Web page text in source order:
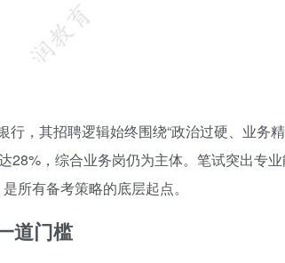
，其招聘逻辑始终围绕“政治过硬、业务精
28%，综合业务岗仍为主体。笔试突出专
所有备考策略的底层起点。
道门槛